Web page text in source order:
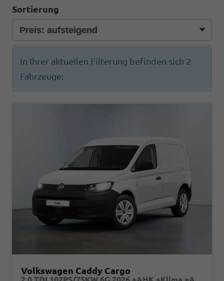
Sortierung
In Ihrer aktuellen Filterung befinden sich 2
Fahrzeuge:
Volkswagen Caddy Cargo